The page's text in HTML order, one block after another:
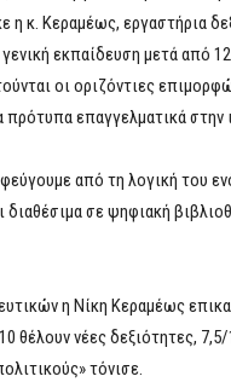
η κ. Κεραμέως, εργαστήρια
εκπαίδευση μετά από
οι οριζόντιες
επαγγελματικά
από τη λογική του
διαθέσιμα σε ψηφιακή
η Νίκη Κεραμέως
θέλουν νέες δεξιότητες,
τόνισε.